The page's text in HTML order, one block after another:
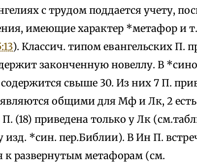
с трудом поддается учету,
имеющие характер *метафор и
). Классич. типом евангельских П.
законченную новеллу. В
свыше 30. Из них 7 П.
общими для Мф и Лк, 2
(18) приведена только у Лк
изд. *син. пер.Библии). В Ин П.
развернутым метафорам (см.